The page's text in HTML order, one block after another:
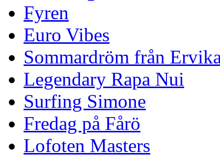
Fyren
Euro Vibes
Sommardröm från
Legendary Rapa Nui
Surfing Simone
Fredag på Fårö
Lofoten Masters